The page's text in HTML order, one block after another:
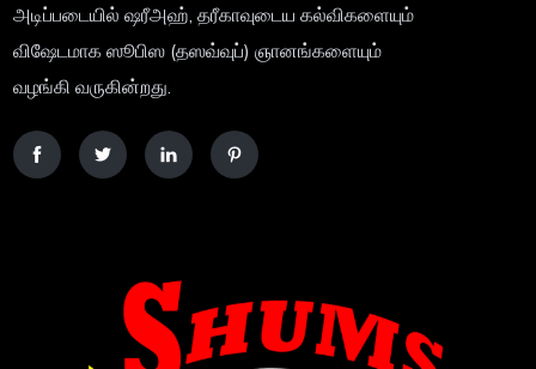
அடிப்படையில் ஷரீஅஹ், தரீகாவுடைய கல்விகளையும்
விஷேடமாக ஸூபிஸ (தஸவ்வுப்) ஞானங்களையும்
வழங்கி வருகின்றது.